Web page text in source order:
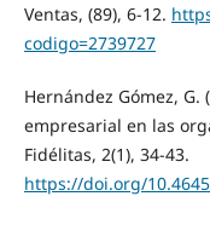
Ventas, (89), 6-12.
codigo=2739727
Hernández Gómez,
empresarial en las
Fidélitas, 2(1), 34-43.
https://doi.org/